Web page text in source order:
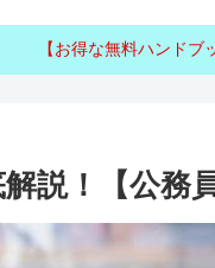
【お得な無料ハンドブ
説！【公務